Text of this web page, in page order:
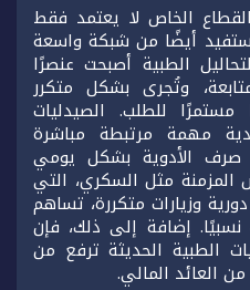
الخاص لا يعتمد فقط
أيضًا من شبكة واسعة
الطبية أصبحت عنصرًا
وتُجرى بشكل متكرر
للطلب. الصيدليات
مهمة مرتبطة مباشرة
صرف الأدوية بشكل يومي
المزمنة مثل السكري، التي
وزيارات متكررة، تساهم
إضافة إلى ذلك، فإن
الطبية الحديثة ترفع من
العائد المالي.